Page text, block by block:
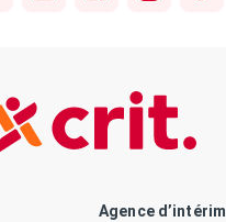
Agence d’intérim